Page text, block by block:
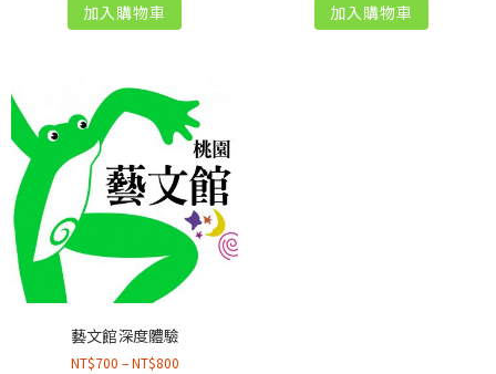
加入購物車 加入購物車
藝文館深度體驗
NT$700 –NT$800